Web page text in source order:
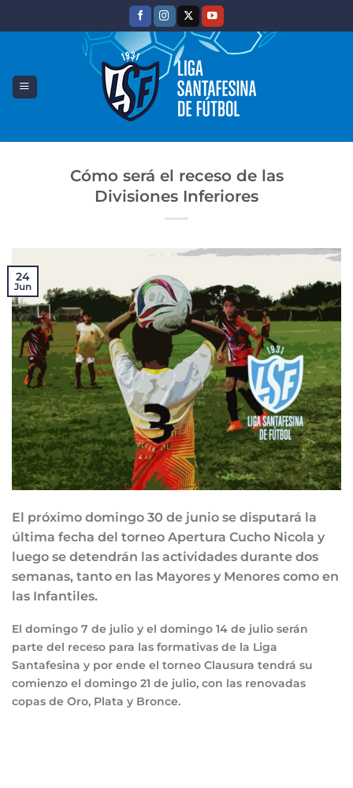
Cómo será el receso de las
Divisiones Inferiores
24
Jun
El próximo domingo 30 de junio se disputará la
última fecha del torneo Apertura Cucho Nicola y
luego se detendrán las actividades durante dos
semanas, tanto en las Mayores y Menores como en
las Infantiles.
El domingo 7 de julio y el domingo 14 de julio serán
parte del receso para las formativas de la Liga
Santafesina y por ende el torneo Clausura tendrá su
comienzo el domingo 21 de julio, con las renovadas
copas de Oro, Plata y Bronce.